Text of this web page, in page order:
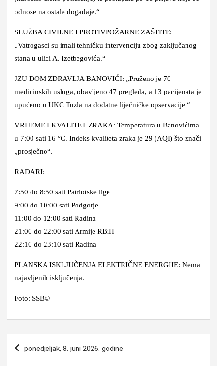
odnose na ostale događaje.“
SLUŽBA CIVILNE I PROTIVPOŽARNE ZAŠTITE:
„Vatrogasci su imali tehničku intervenciju zbog zaključanog
stana u ulici A. Izetbegovića.“
JZU DOM ZDRAVLJA BANOVIĆI: „Pruženo je 70
medicinskih usluga, obavljeno 47 pregleda, a 13 pacijenata je
upućeno u UKC Tuzla na dodatne liječničke opservacije.“
VRIJEME I KVALITET ZRAKA: Temperatura u Banovićima
u 7:00 sati 16 °C. Indeks kvaliteta zraka je 29 (AQI) što znači
„prosječno“.
RADARI:
7:50 do 8:50 sati Patriotske lige
9:00 do 10:00 sati Podgorje
11:00 do 12:00 sati Radina
21:00 do 22:00 sati Armije RBiH
22:10 do 23:10 sati Radina
PLANSKA ISKLJUČENJA ELEKTRIČNE ENERGIJE: Nema
najavljenih isključenja.
Foto: SSB©
članaka
ponedjeljak, 8. juni 2026. godine